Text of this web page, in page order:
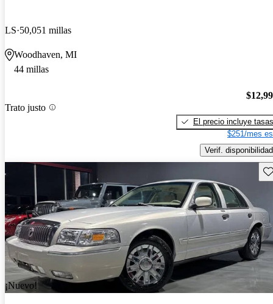
LS 50,051 millas
Woodhaven, MI
44 millas
Trato justo
El precio incluye tasas
$251/mes
Verif. disponibilidad
¡Nuevo!